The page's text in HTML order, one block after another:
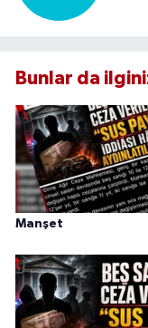
Bunlar da
Manşet